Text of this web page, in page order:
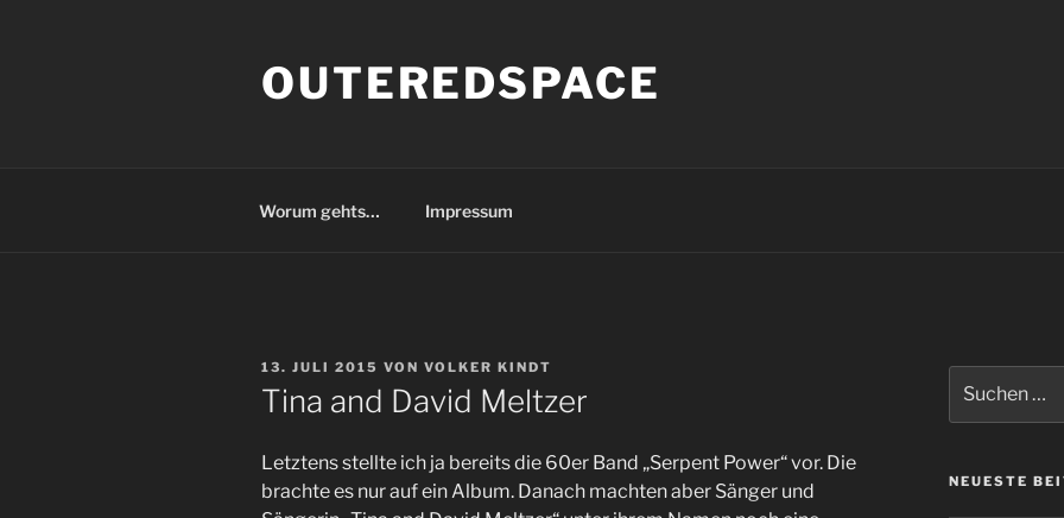
OUTEREDSPACE
Worum gehts… Impressum
VERÖFFENTLICHT
AM
13. JULI 2015 VON VOLKER KINDT
Tina and David Meltzer
Letztens stellte ich ja bereits die 60er Band „Serpent Power“ vor. Die
brachte es nur auf ein Album. Danach machten aber Sänger und
nach:
NEUESTE